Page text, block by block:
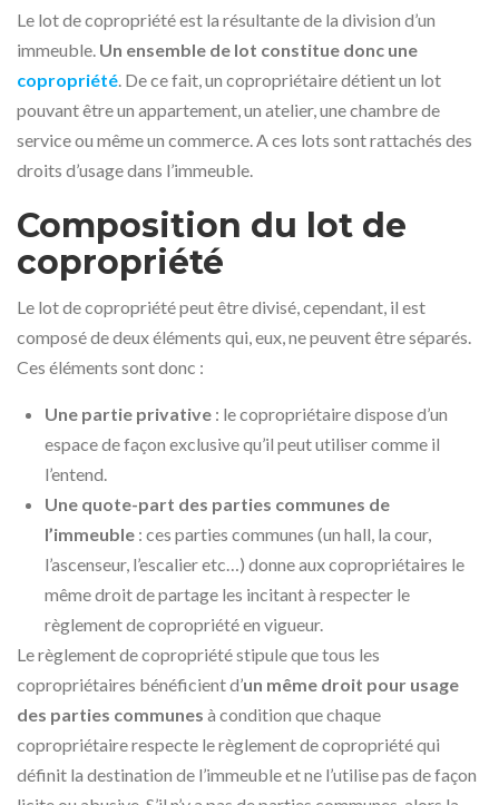
Le lot de copropriété est la résultante de la division d’un
immeuble. Un ensemble de lot constitue donc une
copropriété. De ce fait, un copropriétaire détient un lot
pouvant être un appartement, un atelier, une chambre de
service ou même un commerce. A ces lots sont rattachés des
droits d’usage dans l’immeuble.
Composition du lot de
copropriété
Le lot de copropriété peut être divisé, cependant, il est
composé de deux éléments qui, eux, ne peuvent être séparés.
Ces éléments sont donc :
Une partie privative : le copropriétaire dispose d’un
espace de façon exclusive qu’il peut utiliser comme il
l’entend.
Une quote-part des parties communes de
l’immeuble : ces parties communes (un hall, la cour,
l’ascenseur, l’escalier etc…) donne aux copropriétaires le
même droit de partage les incitant à respecter le
règlement de copropriété en vigueur.
Le règlement de copropriété stipule que tous les
copropriétaires bénéficient d’un même droit pour usage
des parties communes à condition que chaque
copropriétaire respecte le règlement de copropriété qui
définit la destination de l’immeuble et ne l’utilise pas de façon